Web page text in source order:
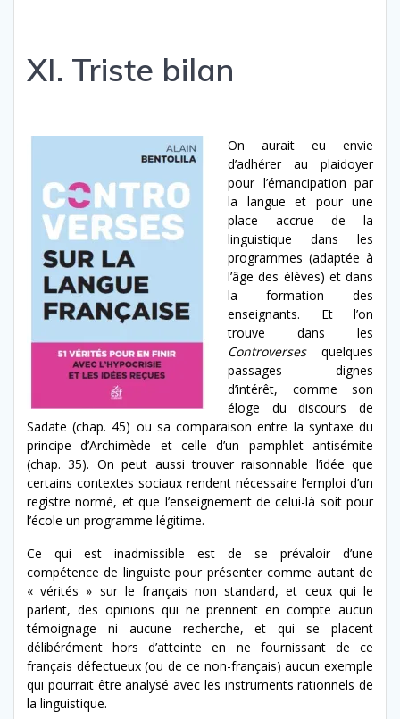
XI. Triste bilan
On aurait eu envie
d’adhérer au plaidoyer
pour l’émancipation par
la langue et pour une
place accrue de la
linguistique dans les
programmes (adaptée à
l’âge des élèves) et dans
la formation des
enseignants. Et l’on
trouve dans les
Controversesquelques
passages dignes
d’intérêt, comme son
éloge du discours de
Sadate (chap. 45) ou sa comparaison entre la syntaxe du
principe d’Archimède et celle d’un pamphlet antisémite
(chap. 35). On peut aussi trouver raisonnable l’idée que
certains contextes sociaux rendent nécessaire l’emploi d’un
registre normé, et que l’enseignement de celui-là soit pour
l’école un programme légitime.
Ce qui est inadmissible est de se prévaloir d’une
compétence de linguiste pour présenter comme autant de
« vérités » sur le français non standard, et ceux qui le
parlent, des opinions qui ne prennent en compte aucun
témoignage ni aucune recherche, et qui se placent
délibérément hors d’atteinte en ne fournissant de ce
français défectueux (ou de ce non-français) aucun exemple
qui pourrait être analysé avec les instruments rationnels de
la linguistique.